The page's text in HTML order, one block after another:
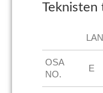
Teknisten
OSA
NO.
E